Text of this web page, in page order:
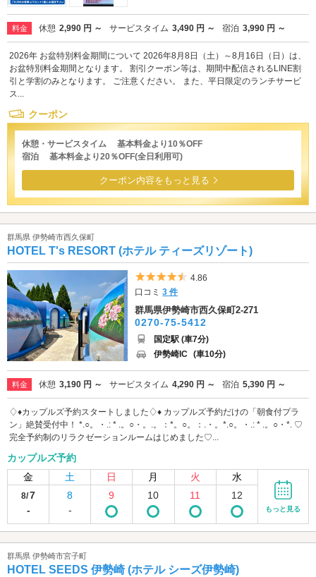
料金 休憩 2,990 円 ～ サービスタイム 3,490 円 ～ 宿泊 3,990 円 ～
2026年 お盆特別料金期間について 2026年8月8日（土）～8月16日（日）は、
お盆特別料金期間となります。 割引クーポン等は、期間中配信されるLINE割
引と学割のみとなります。 ご注意ください。 また、平日限定のランチサービ
ス...
クーポン
休憩・サービスタイム 基本料金より10％OFF
宿泊 基本料金より20％OFF(全日利用可)
クーポン内容をもっと見る
群馬県 伊勢崎市西久保町
HOTEL T's RESORT (ホテル ティーズリゾート)
5つ星のうち4.5
4.86
口コミ3 件
群馬県伊勢崎市西久保町2-271
0270-75-5412
国定駅 (車7分)
伊勢崎IC (車10分)
料金 休憩 3,190 円 ～ サービスタイム 4,290 円 ～ 宿泊 5,390 円 ～
♢♦️カップルズ予約スタートしました♢♦️ カップルズ予約だけの「朝食付プラ
ン」絶賛受付中！ *.○。・.: * .。○・。.。：*。○。：.・。*.○。・.: * .。○・*. ♡
完全予約制のリラクゼーションルームはじめました♡...
カップルズ予約
金
土 日 月 火 水
8/7
-
8
-
9 10 11 12
もっと見る
群馬県 伊勢崎市宮子町
HOTEL SEEDS 伊勢崎 (ホテル シーズ伊勢崎)